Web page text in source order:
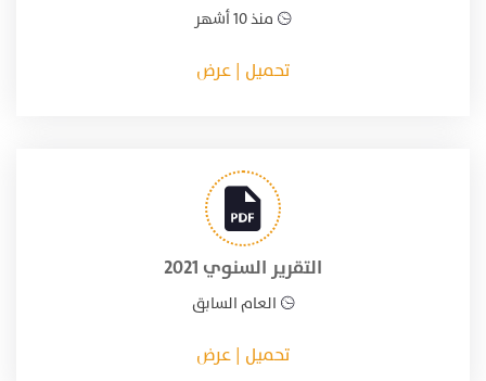
منذ 10 أشهر
تحميل | عرض
التقرير السنوي 2021
العام السابق
تحميل | عرض